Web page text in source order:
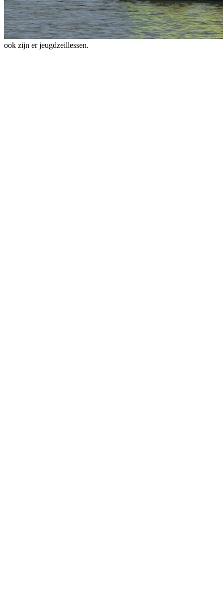
ook zijn er jeugdzeillessen.